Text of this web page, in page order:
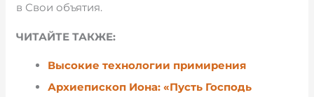
в Свои объятия.
ЧИТАЙТЕ ТАКЖЕ:
Высокие технологии примирения
Архиепископ Иона: «Пусть Господь